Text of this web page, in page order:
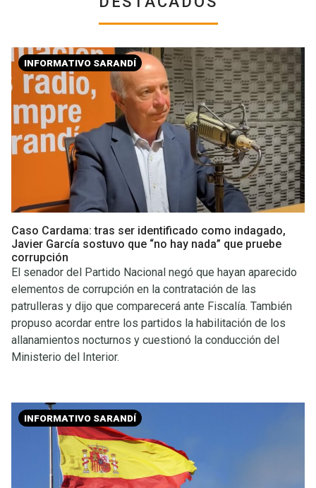
INFORMATIVO SARANDÍ
Caso Cardama: tras ser identificado como indagado,
Javier García sostuvo que “no hay nada” que pruebe
corrupción
El senador del Partido Nacional negó que hayan aparecido
elementos de corrupción en la contratación de las
patrulleras y dijo que comparecerá ante Fiscalía. También
propuso acordar entre los partidos la habilitación de los
allanamientos nocturnos y cuestionó la conducción del
Ministerio del Interior.
INFORMATIVO SARANDÍ